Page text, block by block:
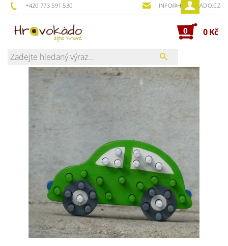
+420 773 591 530 INFO@HRAVOKADO.CZ
0 0 Kč